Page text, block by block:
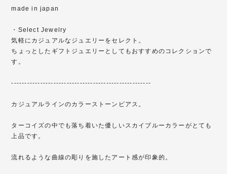
made in japan
・Select Jewelry
気軽にカジュアルなジュエリーをセレクト。
ちょっとしたギフトジュエリーとしてもおすすめのコレクションで
す。
-----------------------------------------------------
カジュアルラインのカラーストーンピアス。
ターコイズの中でも落ち着いた優しいスカイブルーカラーがとても
上品です。
流れるような曲線の彫りを施したアート感が印象的。